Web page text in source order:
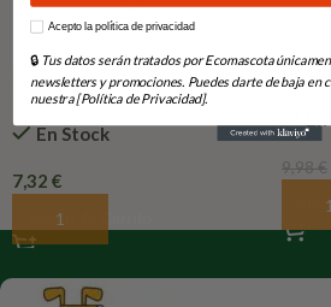
Repelente de insectos natural
en spray
En Stock
7,32 €
Añadir Al Carrito
9,98€
How would you like to hear from us?
Acepto la política de privacidad
🔒 Tus datos serán tratados por Ecomascota
newsletters y promociones. Puedes darte de baja en
nuestra [Política de Privacidad].